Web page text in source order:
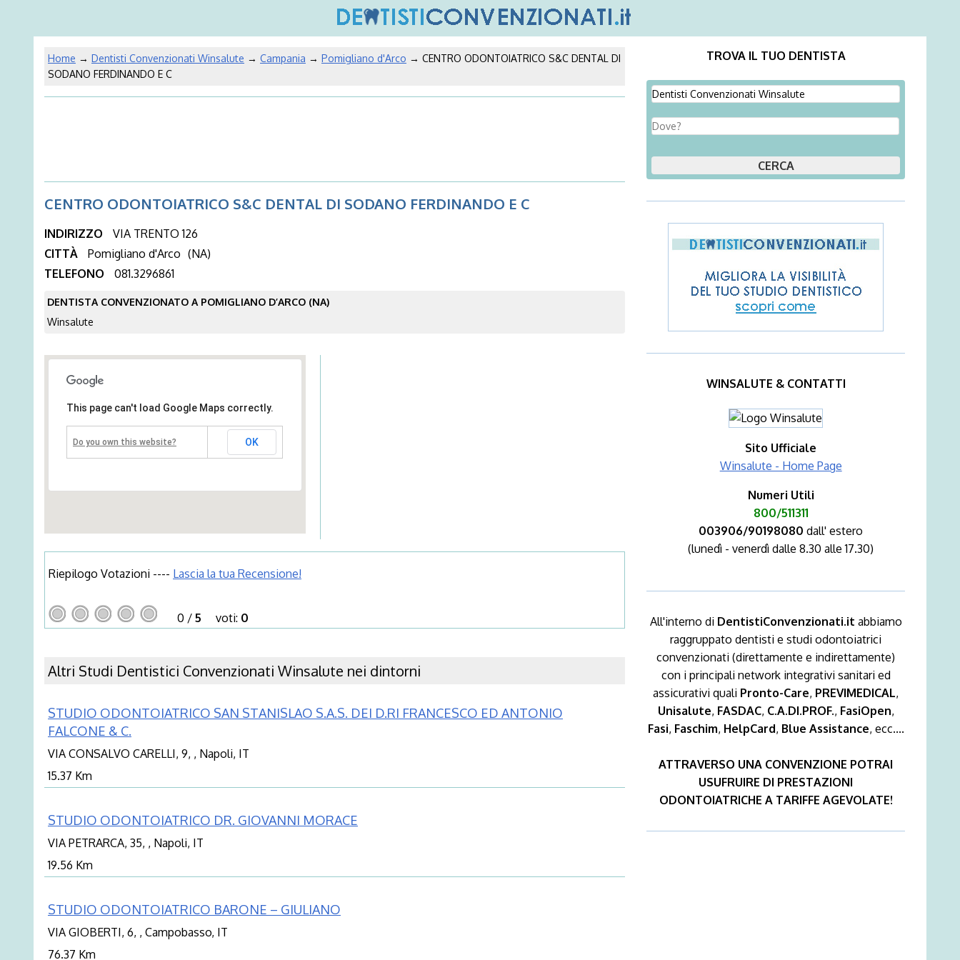
Home → Dentisti Convenzionati Winsalute → Campania → Pomigliano d'Arco → CENTRO ODONTOIATRICO S&C DENTAL DI
SODANO FERDINANDO E C
CENTRO ODONTOIATRICO S&C DENTAL DI SODANO FERDINANDO E C
INDIRIZZO
VIA TRENTO 126
CITTÀ
Pomigliano d'Arco (NA)
TELEFONO
081.3296861
DENTISTA CONVENZIONATO A POMIGLIANO D’ARCO (NA)
Winsalute
This page can't load Google Maps correctly.
Do you own this website? OK
Riepilogo Votazioni ---- Lascia la tua Recensione!
0 / 5 voti: 0
Altri Studi Dentistici Convenzionati Winsalute nei dintorni
STUDIO ODONTOIATRICO SAN STANISLAO S.A.S. DEI D.RI FRANCESCO ED ANTONIO
FALCONE & C.
VIA CONSALVO CARELLI, 9, , Napoli, IT
15.37 Km
STUDIO ODONTOIATRICO DR. GIOVANNI MORACE
VIA PETRARCA, 35, , Napoli, IT
19.56 Km
STUDIO ODONTOIATRICO BARONE – GIULIANO
VIA GIOBERTI, 6, , Campobasso, IT
76.37 Km
TROVA IL TUO DENTISTA
WINSALUTE & CONTATTI
Sito Ufficiale
Winsalute - Home Page
Numeri Utili
800/511311
003906/90198080 dall' estero
(lunedì - venerdì dalle 8.30 alle 17.30)
All'interno di DentistiConvenzionati.it abbiamo
raggruppato dentisti e studi odontoiatrici
convenzionati (direttamente e indirettamente)
con i principali network integrativi sanitari ed
assicurativi quali Pronto-Care, PREVIMEDICAL,
Unisalute, FASDAC, C.A.DI.PROF., FasiOpen,
Fasi, Faschim, HelpCard, Blue Assistance, ecc....
ATTRAVERSO UNA CONVENZIONE POTRAI
USUFRUIRE DI PRESTAZIONI
ODONTOIATRICHE A TARIFFE AGEVOLATE!